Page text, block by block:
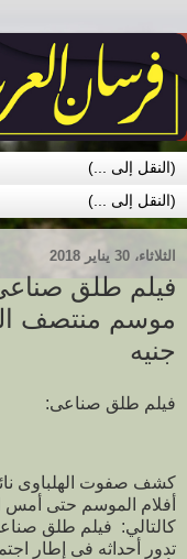
الثلاثاء، 30 يناير 2018
فيلم طلق
جنيه
فيلم طلق صناعى:
كشف صفوت الهلباوى
تدور أحداثه فى إطار